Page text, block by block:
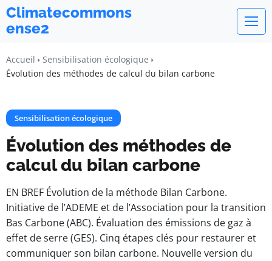
Climatecommons
ense2
Accueil
Sensibilisation écologique
Évolution des méthodes de calcul du bilan carbone
Sensibilisation écologique
Évolution des méthodes de
calcul du bilan carbone
EN BREF Évolution de la méthode Bilan Carbone.
Initiative de l’ADEME et de l’Association pour la transition
Bas Carbone (ABC). Évaluation des émissions de gaz à
effet de serre (GES). Cinq étapes clés pour restaurer et
communiquer son bilan carbone. Nouvelle version du